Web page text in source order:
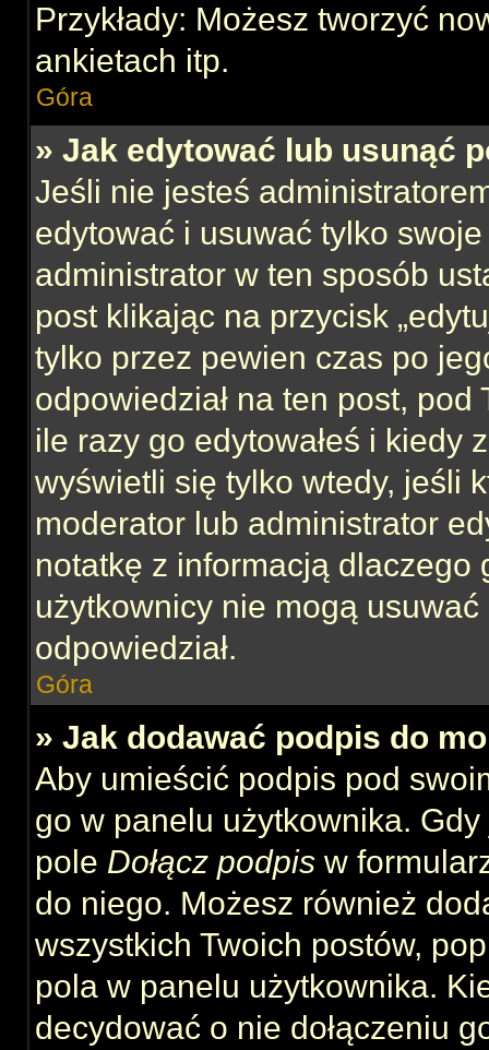
Przykłady: Możesz tworzyć
ankietach itp.
Góra
» Jak edytować lub usunąć
Jeśli nie jesteś
edytować i usuwać tylko
administrator w ten sposób
post klikając na przycisk
tylko przez pewien czas po
odpowiedział na ten post,
ile razy go edytowałeś i kiedy
wyświetli się tylko wtedy, jeśli
moderator lub administrator
notatkę z informacją
użytkownicy nie mogą
odpowiedział.
Góra
» Jak dodawać podpis do
Aby umieścić podpis pod
go w panelu użytkownika.
pole Dołącz podpis w
do niego. Możesz również
wszystkich Twoich postów,
pola w panelu użytkownika.
decydować o nie dołączeniu